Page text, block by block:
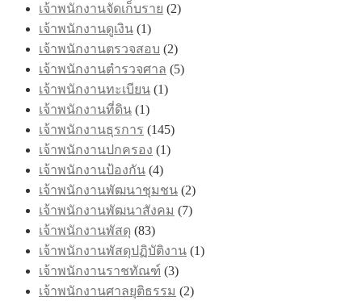
เจ้าพนักงานจัดเก็บราย (2)
เจ้าพนักงานดูเงิน (1)
เจ้าพนักงานตรวจสอบ (2)
เจ้าพนักงานตำรวจศาล (5)
เจ้าพนักงานทะเบียน (1)
เจ้าพนักงานที่ดิน (1)
เจ้าพนักงานธุรการ (145)
เจ้าพนักงานปกครอง (1)
เจ้าพนักงานป้องกัน (4)
เจ้าพนักงานพัฒนาชุมชน (2)
เจ้าพนักงานพัฒนาสังคม (7)
เจ้าพนักงานพัสดุ (83)
เจ้าพนักงานพัสดุปฏิบัติงาน (1)
เจ้าพนักงานราชทัณฑ์ (3)
เจ้าพนักงานศาลยุติธรรม (2)